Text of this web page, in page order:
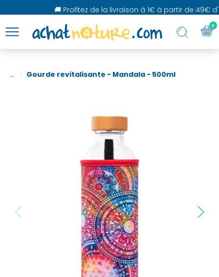
🚚 Profitez de la livraison à 1€ à partir de 49€
... Gourde revitalisante - Mandala - 500ml
0